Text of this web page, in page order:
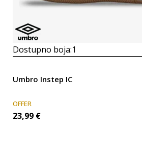
Dostupno boja:1
Umbro Instep IC
OFFER
23,99 €